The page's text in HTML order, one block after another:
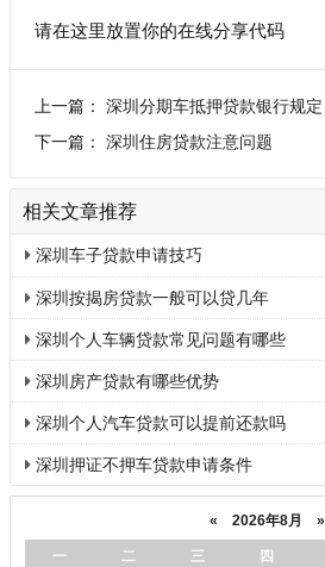
请在这里放置你的在线分享代码
上一篇： 深圳分期车抵押贷款银行规定
下一篇： 深圳住房贷款注意问题
相关文章推荐
深圳车子贷款申请技巧
深圳按揭房贷款一般可以贷几年
深圳个人车辆贷款常见问题有哪些
深圳房产贷款有哪些优势
深圳个人汽车贷款可以提前还款吗
深圳押证不押车贷款申请条件
« 2026年8月 »
一 二 三 四